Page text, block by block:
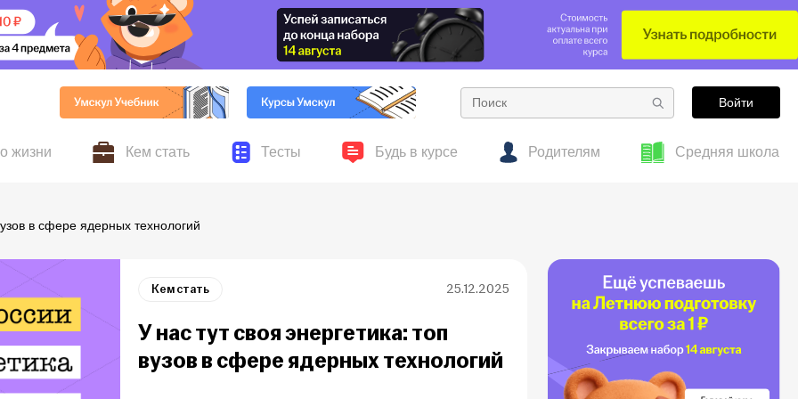
Войти
жизни
и увлечения
Кем стать
профессии
Тесты Будь в курсе Родителям Средняя школа
в сфере ядерных технологий
Кем стать 25.12.2025
У нас тут своя энергетика: топ
вузов в сфере ядерных технологий